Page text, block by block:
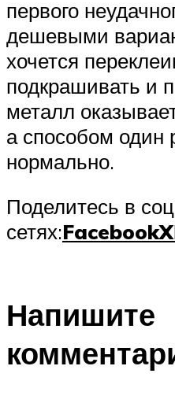
первого
дешевыми
хочется
подкрашивать и
металл
а способом один
нормально.
Поделитесь в
сетях:FacebookX
Напишите